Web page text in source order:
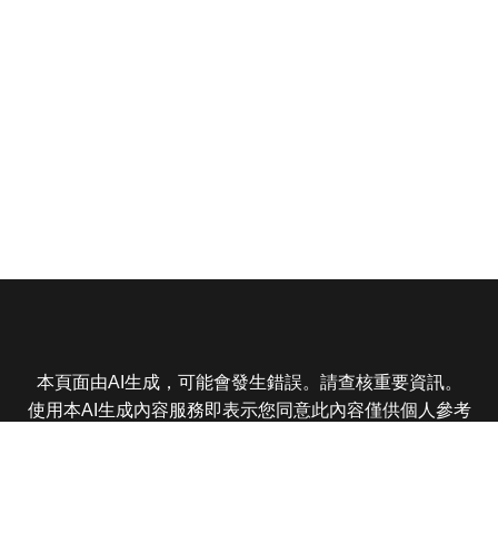
本頁面由AI生成，可能會發生錯誤。請查核重要資訊。
使用本AI生成內容服務即表示您同意此內容僅供個人參考